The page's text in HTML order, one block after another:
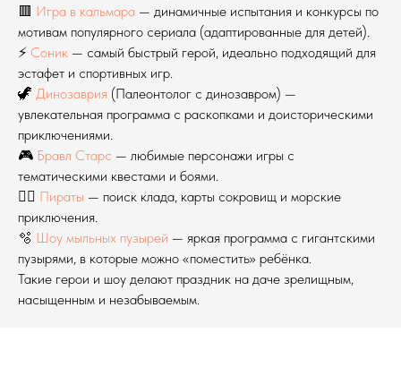
🟥 Игра в кальмара — динамичные испытания и конкурсы по
мотивам популярного сериала (адаптированные для детей).
⚡ Соник — самый быстрый герой, идеально подходящий для
эстафет и спортивных игр.
🦖 Динозаврия (Палеонтолог с динозавром) —
увлекательная программа с раскопками и доисторическими
приключениями.
🎮 Бравл Старс — любимые персонажи игры с
тематическими квестами и боями.
🏴‍☠️ Пираты — поиск клада, карты сокровищ и морские
приключения.
🫧 Шоу мыльных пузырей — яркая программа с гигантскими
пузырями, в которые можно «поместить» ребёнка.
Такие герои и шоу делают праздник на даче зрелищным,
насыщенным и незабываемым.